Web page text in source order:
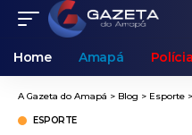
Home Amapá Polícia
A Gazeta do Amapá > Blog > Esporte >
ESPORTE